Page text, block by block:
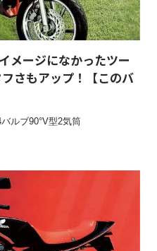
メージになかったツー
さもアップ！【このバ
ルブ90°V型2気筒